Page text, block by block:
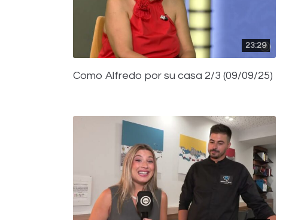
23:29
Como Alfredo por su casa 2/3 (09/09/25)